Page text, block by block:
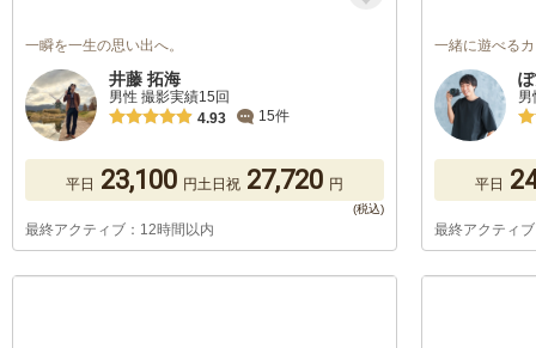
一瞬を一生の思い出へ。
井藤 拓海
男性 撮影実績15回
4.93
15件
平日 23,100 円土日祝 27,720 円
最終アクティブ：12時間以内
一緒に遊べる
平日
最終アクティ